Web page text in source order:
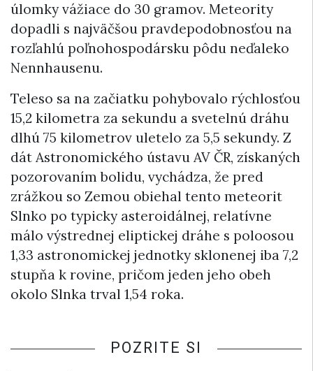
úlomky vážiace do 30 gramov. Meteority
dopadli s najväčšou pravdepodobnosťou na
rozľahlú poľnohospodársku pôdu neďaleko
Nennhausenu.
Teleso sa na začiatku pohybovalo rýchlosťou
15,2 kilometra za sekundu a svetelnú dráhu
dlhú 75 kilometrov uletelo za 5,5 sekundy. Z
dát Astronomického ústavu AV ČR, získaných
pozorovaním bolidu, vychádza, že pred
zrážkou so Zemou obiehal tento meteorit
Slnko po typicky asteroidálnej, relatívne
málo výstrednej eliptickej dráhe s poloosou
1,33 astronomickej jednotky sklonenej iba 7,2
stupňa k rovine, pričom jeden jeho obeh
okolo Slnka trval 1,54 roka.
POZRITE SI